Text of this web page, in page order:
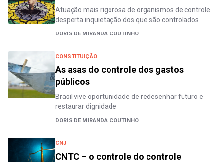
Atuação mais rigorosa de organismos de controle
desperta inquietação dos que são controlados
DORIS DE MIRANDA COUTINHO
CONSTITUIÇÃO
As asas do controle dos gastos
públicos
Brasil vive oportunidade de redesenhar futuro e
restaurar dignidade
DORIS DE MIRANDA COUTINHO
CNJ
CNTC – o controle do controle